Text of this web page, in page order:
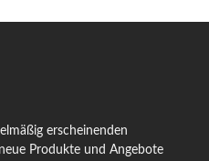
erscheinenden
Produkte und Angebote